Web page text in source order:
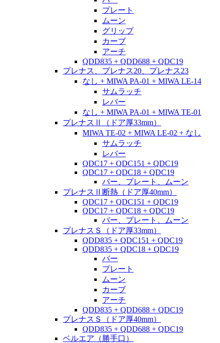
プレート
ムーン
グリップ
カーブ
アーチ
QDD835 + QDD688 + QDC19
プレナス、プレナス20、プレナス23
なし + MIWA PA-01 + MIWA LE-14
サムラッチ
レバー
なし + MIWA PA-01 + MIWA TE-01
プレナスⅡ（ドア厚33mm）
MIWA TE-02 + MIWA LE-02 + なし
サムラッチ
レバー
QDC17 + QDC151 + QDC19
QDC17 + QDC18 + QDC19
バー、プレート、ムーン
プレナスⅡ断熱（ドア厚40mm）
QDC17 + QDC151 + QDC19
QDC17 + QDC18 + QDC19
バー、プレート、ムーン
プレナスＳ（ドア厚33mm）
QDD835 + QDC151 + QDC19
QDD835 + QDC18 + QDC19
バー
プレート
ムーン
カーブ
アーチ
QDD835 + QDD688 + QDC19
プレナスＳ（ドア厚40mm）
QDD835 + QDD688 + QDC19
ベルエア（勝手口）